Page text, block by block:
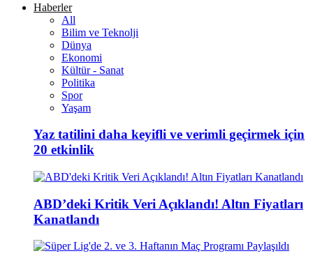
Haberler
All
Bilim ve Teknolji
Dünya
Ekonomi
Kültür - Sanat
Politika
Spor
Yaşam
Yaz tatilini daha keyifli ve verimli geçirmek için
20 etkinlik
ABD’deki Kritik Veri Açıklandı! Altın Fiyatları
Kanatlandı